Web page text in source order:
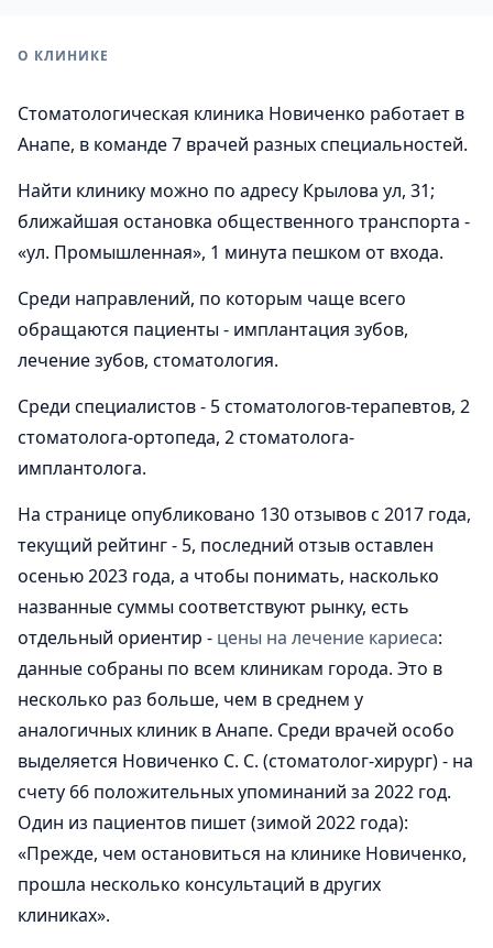
О КЛИНИКЕ
Стоматологическая клиника Новиченко работает в
Анапе, в команде 7 врачей разных специальностей.
Найти клинику можно по адресу Крылова ул, 31;
ближайшая остановка общественного транспорта -
«ул. Промышленная», 1 минута пешком от входа.
Среди направлений, по которым чаще всего
обращаются пациенты - имплантация зубов,
лечение зубов, стоматология.
Среди специалистов - 5 стоматологов-терапевтов, 2
стоматолога-ортопеда, 2 стоматолога-
имплантолога.
На странице опубликовано 130 отзывов с 2017 года,
текущий рейтинг - 5, последний отзыв оставлен
осенью 2023 года, а чтобы понимать, насколько
названные суммы соответствуют рынку, есть
отдельный ориентир - цены на лечение кариеса:
данные собраны по всем клиникам города. Это в
несколько раз больше, чем в среднем у
аналогичных клиник в Анапе. Среди врачей особо
выделяется Новиченко С. С. (стоматолог-хирург) - на
счету 66 положительных упоминаний за 2022 год.
Один из пациентов пишет (зимой 2022 года):
«Прежде, чем остановиться на клинике Новиченко,
прошла несколько консультаций в других
клиниках».